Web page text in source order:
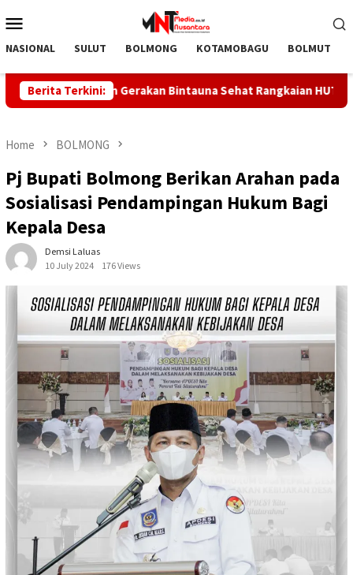
to
Menu
NASIONAL SULUT BOLMONG KOTAMOBAGU BOLMUT
Berita Terkini:Gerakan Bintauna Sehat Rangkaian HUT ke-81 RI
Home BOLMONG
Pj Bupati Bolmong Berikan Arahan pada
Sosialisasi Pendampingan Hukum Bagi
Kepala Desa
Demsi Laluas
10 July 2024
176 Views